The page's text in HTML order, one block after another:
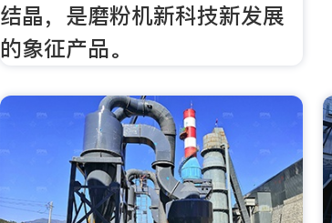
结晶，是磨粉机新科技新发展
的象征产品。